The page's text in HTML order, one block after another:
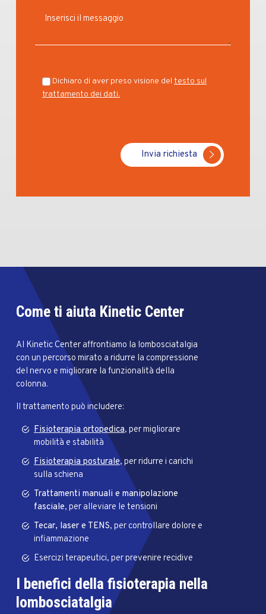
Dichiaro di aver preso visione del testo sul
trattamento dei dati.
Invia richiesta
Come ti aiuta Kinetic Center
Al Kinetic Center affrontiamo la lombosciatalgia
con un percorso mirato a ridurre la compressione
del nervo e migliorare la funzionalità della
colonna.
Il trattamento può includere:
Fisioterapia ortopedica, per migliorare
mobilità e stabilità
Fisioterapia posturale, per ridurre i carichi
sulla schiena
Trattamenti manuali e manipolazione
fasciale, per alleviare le tensioni
Tecar, laser e TENS, per controllare dolore e
infiammazione
Esercizi terapeutici, per prevenire recidive
I benefici della fisioterapia nella
lombosciatalgia